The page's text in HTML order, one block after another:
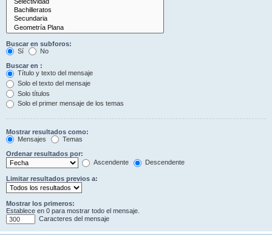
Buscar en subforos:
Sí
No
Buscar en :
Título y texto del mensaje
Solo el texto del mensaje
Solo títulos
Solo el primer mensaje de los temas
Mostrar resultados como:
Mensajes
Temas
Ordenar resultados por:
Ascendente
Descendente
Limitar resultados previos a:
Mostrar los primeros:
Establece en 0 para mostrar todo el mensaje.
Caracteres del mensaje